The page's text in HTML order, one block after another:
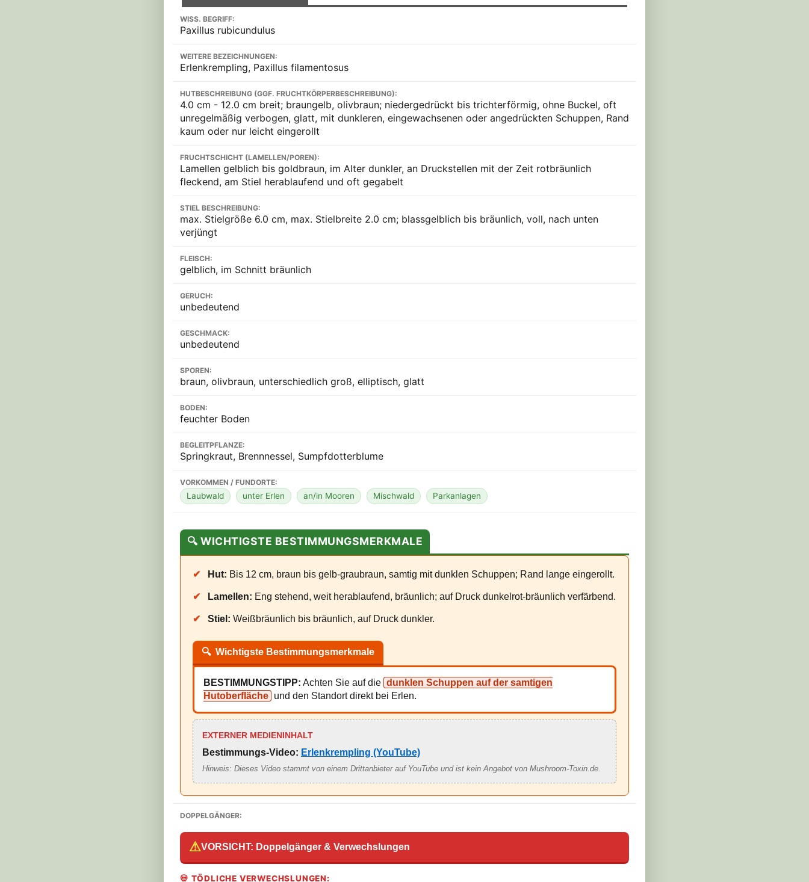
WISS. BEGRIFF:
Paxillus rubicundulus
WEITERE BEZEICHNUNGEN:
Erlenkrempling, Paxillus filamentosus
HUTBESCHREIBUNG (GGF. FRUCHTKÖRPERBESCHREIBUNG):
4.0 cm - 12.0 cm breit; braungelb, olivbraun; niedergedrückt bis trichterförmig, ohne Buckel, oft
unregelmäßig verbogen, glatt, mit dunkleren, eingewachsenen oder angedrückten Schuppen, Rand
kaum oder nur leicht eingerollt
FRUCHTSCHICHT (LAMELLEN/POREN):
Lamellen gelblich bis goldbraun, im Alter dunkler, an Druckstellen mit der Zeit rotbräunlich
fleckend, am Stiel herablaufend und oft gegabelt
STIEL BESCHREIBUNG:
max. Stielgröße 6.0 cm, max. Stielbreite 2.0 cm; blassgelblich bis bräunlich, voll, nach unten
verjüngt
FLEISCH:
gelblich, im Schnitt bräunlich
GERUCH:
unbedeutend
GESCHMACK:
unbedeutend
SPOREN:
braun, olivbraun, unterschiedlich groß, elliptisch, glatt
BODEN:
feuchter Boden
BEGLEITPFLANZE:
Springkraut, Brennnessel, Sumpfdotterblume
VORKOMMEN / FUNDORTE:
Laubwald unter Erlen an/in Mooren Mischwald Parkanlagen
🔍 WICHTIGSTE BESTIMMUNGSMERKMALE
✔ Hut: Bis 12 cm, braun bis gelb-graubraun, samtig mit dunklen Schuppen; Rand lange eingerollt.
✔ Lamellen: Eng stehend, weit herablaufend, bräunlich; auf Druck dunkelrot-bräunlich verfärbend.
✔ Stiel: Weißbräunlich bis bräunlich, auf Druck dunkler.
🔍 Wichtigste Bestimmungsmerkmale
BESTIMMUNGSTIPP: Achten Sie auf die dunklen Schuppen auf der samtigen
Hutoberfläche und den Standort direkt bei Erlen.
EXTERNER MEDIENINHALT
Bestimmungs-Video: Erlenkrempling (YouTube)
Hinweis: Dieses Video stammt von einem Drittanbieter auf YouTube und ist kein Angebot von Mushroom-Toxin.de.
DOPPELGÄNGER:
⚠VORSICHT: Doppelgänger & Verwechslungen
💀 TÖDLICHE VERWECHSLUNGEN: